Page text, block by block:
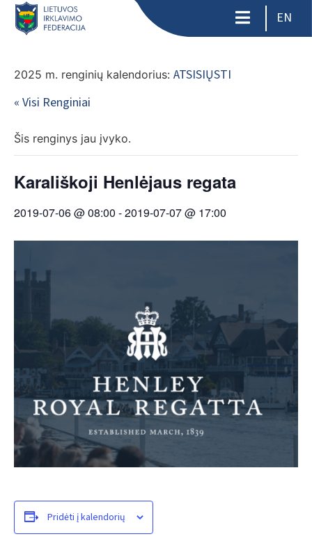
EN
2025 m. renginių kalendorius: ATSISIŲSTI
« Visi Renginiai
Šis renginys jau įvyko.
Karališkoji Henlėjaus regata
2019-07-06 @ 08:00 -2019-07-07 @ 17:00
Pridėti į kalendorių